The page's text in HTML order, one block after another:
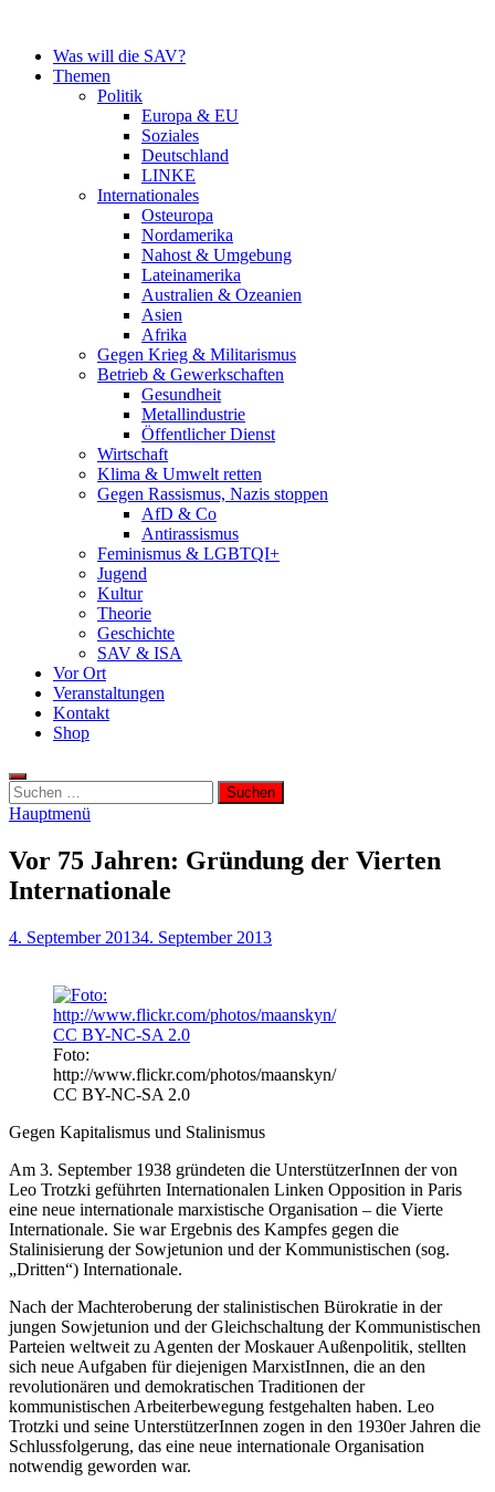
springenWas will die SAV?
Themen
Politik
Europa & EU
Soziales
Deutschland
LINKE
Internationales
Osteuropa
Nordamerika
Nahost & Umgebung
Lateinamerika
Australien & Ozeanien
Asien
Afrika
Gegen Krieg & Militarismus
Betrieb & Gewerkschaften
Gesundheit
Metallindustrie
Öffentlicher Dienst
Wirtschaft
Klima & Umwelt retten
Gegen Rassismus, Nazis stoppen
AfD & Co
Antirassismus
Feminismus & LGBTQI+
Jugend
Kultur
Theorie
Geschichte
SAV & ISA
Vor Ort
Veranstaltungen
Kontakt
Shop
Suchen
nach:
Hauptmenü
Vor 75 Jahren: Gründung der Vierten
Internationale
4. September 20134. September 2013
Foto:
http://www.flickr.com/photos/maanskyn/
CC BY-NC-SA 2.0
Gegen Kapitalismus und Stalinismus
Am 3. September 1938 gründeten die UnterstützerInnen der von
Leo Trotzki geführten Internationalen Linken Opposition in Paris
eine neue internationale marxistische Organisation – die Vierte
Internationale. Sie war Ergebnis des Kampfes gegen die
Stalinisierung der Sowjetunion und der Kommunistischen (sog.
„Dritten“) Internationale.
Nach der Machteroberung der stalinistischen Bürokratie in der
jungen Sowjetunion und der Gleichschaltung der Kommunistischen
Parteien weltweit zu Agenten der Moskauer Außenpolitik, stellten
sich neue Aufgaben für diejenigen MarxistInnen, die an den
revolutionären und demokratischen Traditionen der
kommunistischen Arbeiterbewegung festgehalten haben. Leo
Trotzki und seine UnterstützerInnen zogen in den 1930er Jahren die
Schlussfolgerung, das eine neue internationale Organisation
notwendig geworden war.